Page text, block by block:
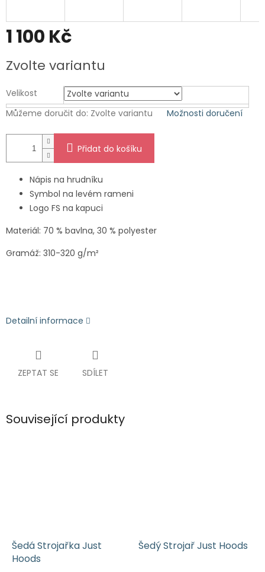
1 100 Kč
cena:
Zvolte variantu
Velikost
Můžeme doručit do: Zvolte variantu Možnosti doručení
Přidat do košíku
Nápis na hrudníku
Symbol na levém rameni
Logo FS na kapuci
Materiál: 70 % bavlna, 30 % polyester
Gramáž: 310-320 g/m²
Detailní informace
ZEPTAT SE SDÍLET
Související produkty
Šedá Strojařka Just
Hoods
Šedý Strojař Just Hoods